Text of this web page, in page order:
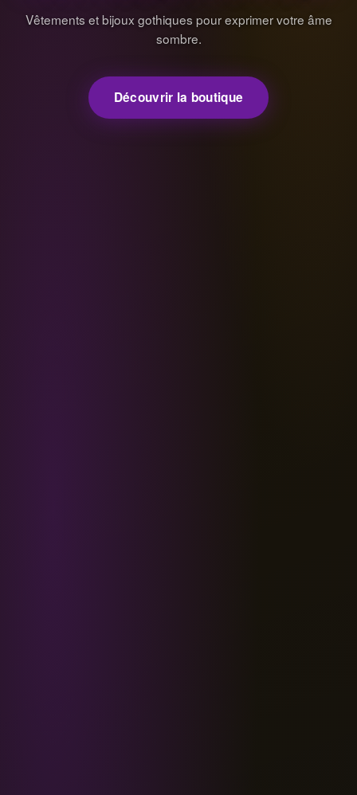
Vêtements et bijoux gothiques pour exprimer votre âme
sombre.
Découvrir la boutique